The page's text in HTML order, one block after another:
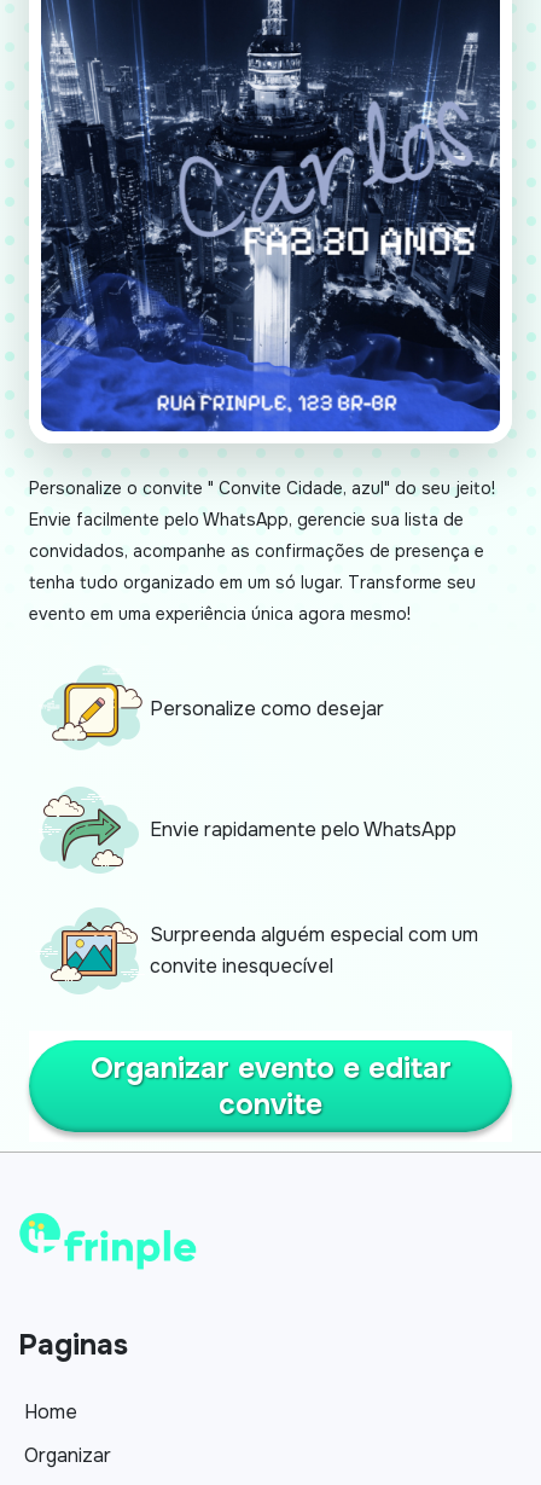
Personalize o convite " Convite Cidade, azul" do seu jeito!
Envie facilmente pelo WhatsApp, gerencie sua lista de
convidados, acompanhe as confirmações de presença e
tenha tudo organizado em um só lugar. Transforme seu
evento em uma experiência única agora mesmo!
Personalize como desejar
Envie rapidamente pelo WhatsApp
Surpreenda alguém especial com um
convite inesquecível
Organizar evento e editar
convite
Paginas
Home
Organizar